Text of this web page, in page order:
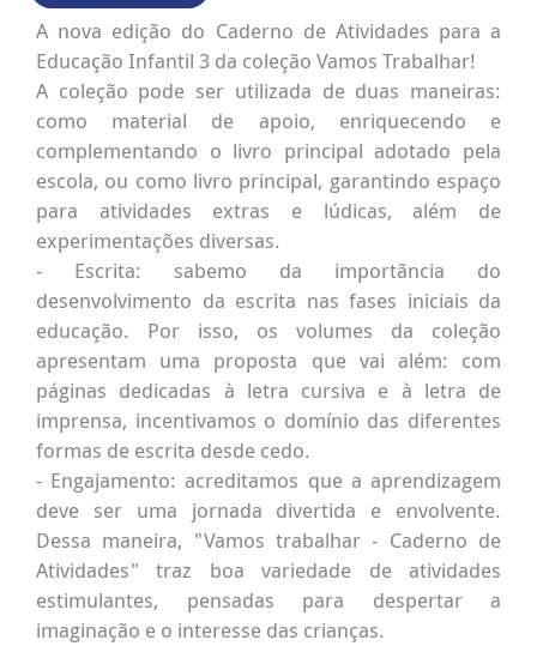
A nova edição do Caderno de Atividades para a
Educação Infantil 3 da coleção Vamos Trabalhar!
A coleção pode ser utilizada de duas maneiras:
como material de apoio, enriquecendo e
complementando o livro principal adotado pela
escola, ou como livro principal, garantindo espaço
para atividades extras e lúdicas, além de
experimentações diversas.
- Escrita: sabemo da importãncia do
desenvolvimento da escrita nas fases iniciais da
educação. Por isso, os volumes da coleção
apresentam uma proposta que vai além: com
páginas dedicadas à letra cursiva e à letra de
imprensa, incentivamos o domínio das diferentes
formas de escrita desde cedo.
- Engajamento: acreditamos que a aprendizagem
deve ser uma jornada divertida e envolvente.
Dessa maneira, "Vamos trabalhar - Caderno de
Atividades" traz boa variedade de atividades
estimulantes, pensadas para despertar a
imaginação e o interesse das crianças.